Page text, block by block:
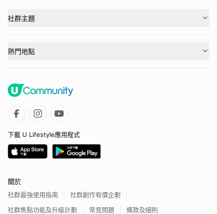
社群主題
熱門地點
下載 U Lifestyle應用程式
關於
社群最強使用指南
社群創作有價企劃
社群焦點功能及升級計劃
常見問題 條款及細則